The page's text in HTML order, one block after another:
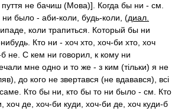
не бачиш (Мова)]. Когда бы ни - см.
ни было - аби-коли, будь-коли, (диал.
коли трапиться. Который бы ни
Кто ни - хоч хто, хоч-би хто, хоч
не. С кем ни говорил, к кому ни
мне одно и то же - з ким (тільки) я не
до кого не звертався (не вдавався), всі
саме. Кто бы ни, кто бы то ни было - см. Кто
хоч де, хоч-би куди, хоч-би де, хоч куди-б